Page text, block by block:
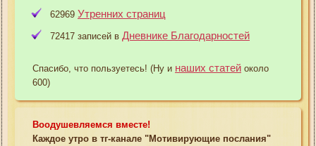
62969 Утренних страниц
72417 записей в Дневнике Благодарностей
Спасибо, что пользуетесь! (Ну и наших статей около
600)
Воодушевляемся вместе!
Каждое утро в тг-канале "Мотивирующие послания"